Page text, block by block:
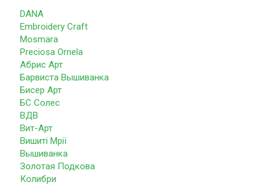
DANA
Embroidery Craft
Mosmara
Preciosa Ornela
Абрис Арт
Барвиста Вышиванка
Бисер Арт
БС Солес
ВДВ
Вит-Арт
Вишиті Мрії
Вышиванка
Золотая Подкова
Колибри